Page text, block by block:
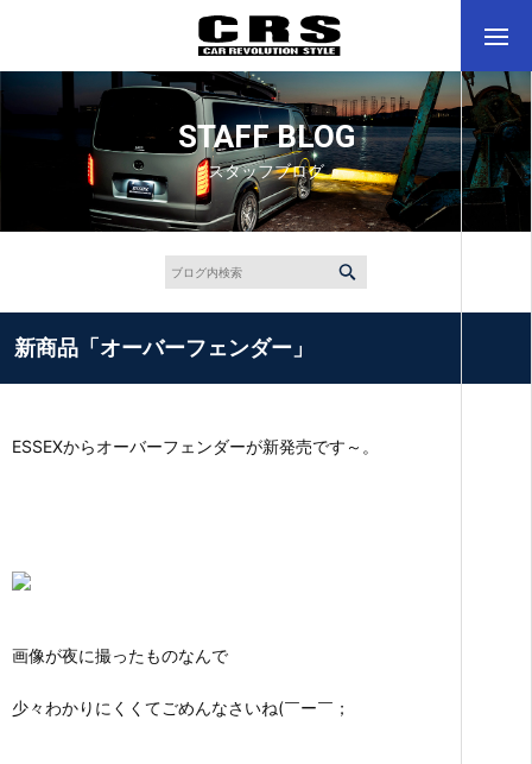
STAFF BLOG
スタッフブログ
新商品「オーバーフェンダー」
ESSEXからオーバーフェンダーが新発売です～。
画像が夜に撮ったものなんで
少々わかりにくくてごめんなさいね(￣ー￣；